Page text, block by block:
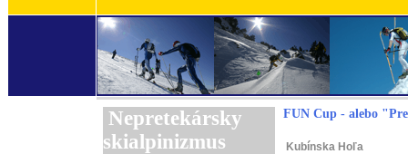
Nepretekársky
skialpinizmus
FUN Cup - alebo
Kubínska Hoľa